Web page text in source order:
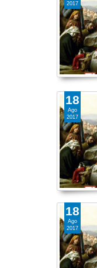
2017
18
Ago
2017
18
Ago
2017